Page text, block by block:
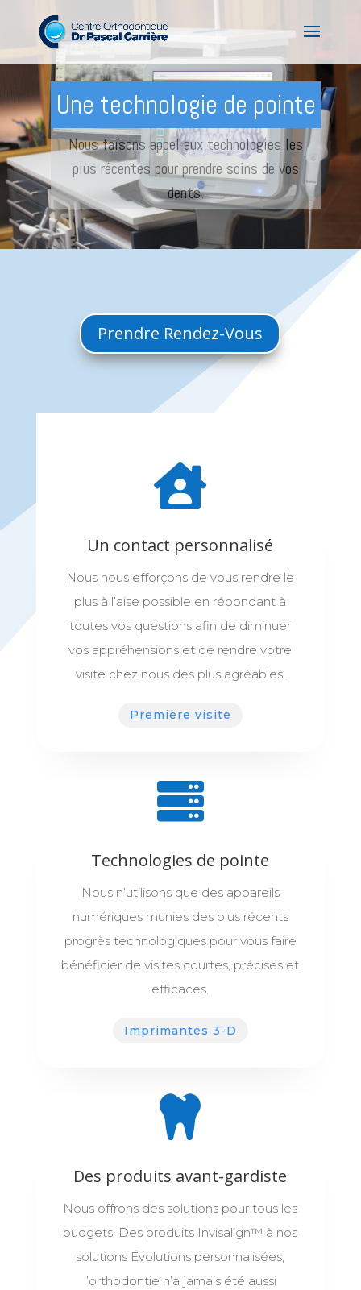
Une technologie de pointe
Nous faisons appel aux technologies les
plus récentes pour prendre soins de vos
dents.
Prendre Rendez-Vous
Un contact personnalisé
Nous nous efforçons de vous rendre le
plus à l’aise possible en répondant à
toutes vos questions afin de diminuer
vos appréhensions et de rendre votre
visite chez nous des plus agréables.
Première visite
Technologies de pointe
Nous n’utilisons que des appareils
numériques munies des plus récents
progrès technologiques pour vous faire
bénéficier de visites courtes, précises et
efficaces.
Imprimantes 3-D
Des produits avant-gardiste
Nous offrons des solutions pour tous les
budgets. Des produits Invisalign™ à nos
solutions Évolutions personnalisées,
l’orthodontie n’a jamais été aussi